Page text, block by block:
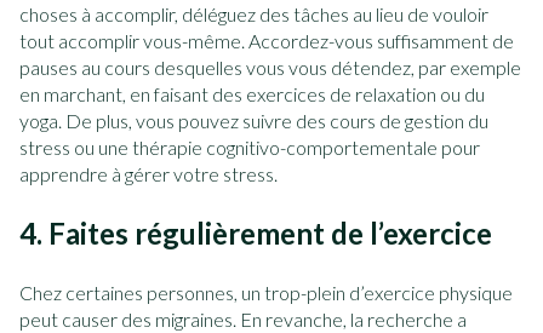
choses à accomplir, déléguez des tâches au lieu de vouloir
tout accomplir vous-même. Accordez-vous suffisamment de
pauses au cours desquelles vous vous détendez, par exemple
en marchant, en faisant des exercices de relaxation ou du
yoga. De plus, vous pouvez suivre des cours de gestion du
stress ou une thérapie cognitivo-comportementale pour
apprendre à gérer votre stress.
4. Faites régulièrement de l’exercice
Chez certaines personnes, un trop-plein d’exercice physique
peut causer des migraines. En revanche, la recherche a